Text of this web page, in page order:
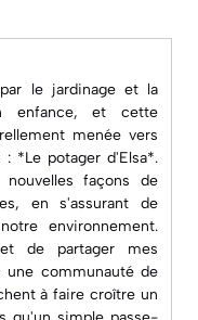
le jardinage et la
enfance, et cette
menée vers
*Le potager d'Elsa*.
façons de
en s'assurant de
environnement.
de partager mes
une communauté de
à faire croître un